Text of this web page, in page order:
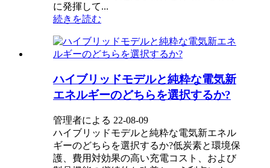
に発揮して...
続きを読む
ハイブリッドモデルと純粋な電気新
エネルギーのどちらを選択するか?
管理者による 22-08-09
ハイブリッドモデルと純粋な電気新エネル
ギーのどちらを選択するか?低炭素と環境保
護、費用対効果の高い充電コスト、および